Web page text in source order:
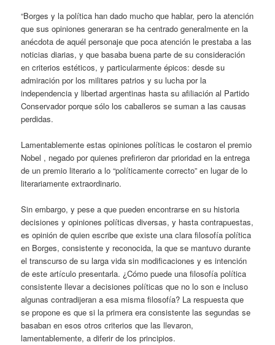
“Borges y la política han dado mucho que hablar, pero la atención
que sus opiniones generaran se ha centrado generalmente en la
anécdota de aquél personaje que poca atención le prestaba a las
noticias diarias, y que basaba buena parte de su consideración
en criterios estéticos, y particularmente épicos: desde su
admiración por los militares patrios y su lucha por la
independencia y libertad argentinas hasta su afiliación al Partido
Conservador porque sólo los caballeros se suman a las causas
perdidas.
Lamentablemente estas opiniones políticas le costaron el premio
Nobel , negado por quienes prefirieron dar prioridad en la entrega
de un premio literario a lo “políticamente correcto” en lugar de lo
literariamente extraordinario.
Sin embargo, y pese a que pueden encontrarse en su historia
decisiones y opiniones políticas diversas, y hasta contrapuestas,
es opinión de quien escribe que existe una clara filosofía política
en Borges, consistente y reconocida, la que se mantuvo durante
el transcurso de su larga vida sin modificaciones y es intención
de este artículo presentarla. ¿Cómo puede una filosofía política
consistente llevar a decisiones políticas que no lo son e incluso
algunas contradijeran a esa misma filosofía? La respuesta que
se propone es que si la primera era consistente las segundas se
basaban en esos otros criterios que las llevaron,
lamentablemente, a diferir de los principios.